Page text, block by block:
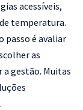
acessíveis,
temperatura.
passo é avaliar
as
gestão. Muitas